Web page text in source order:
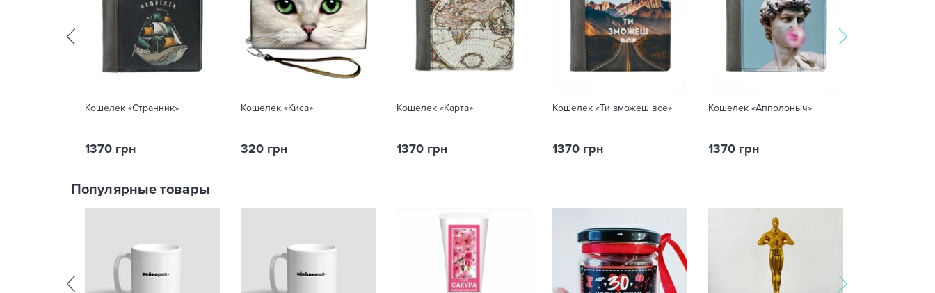
Кошелек «Странник»
1370 грн
Кошелек «Киса»
320 грн
Кошелек «Карта»
1370 грн
Кошелек «Ти зможеш все»
1370 грн
Кошелек «Апполоныч»
1370 грн
Популярные товары